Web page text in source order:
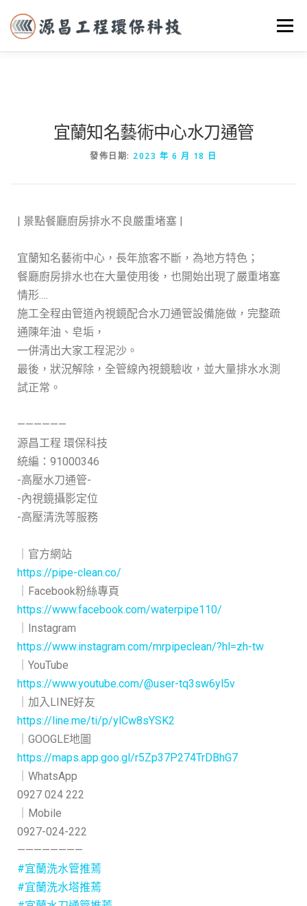
選單
宜蘭知名藝術中心水刀通管
發佈日期: 2023 年 6 月 18 日
| 景點餐廳廚房排水不良嚴重堵塞 |
宜蘭知名藝術中心，長年旅客不斷，為地方特色；
餐廳廚房排水也在大量使用後，也開始出現了嚴重堵塞
情形….
施工全程由管道內視鏡配合水刀通管設備施做，完整疏
通陳年油、皂垢，
一併清出大家工程泥沙。
最後，狀況解除，全管線內視鏡驗收，並大量排水水測
試正常。
——————
源昌工程 環保科技
統編：91000346
-高壓水刀通管-
-內視鏡攝影定位
-高壓清洗等服務
｜官方網站
https://pipe-clean.co/
｜Facebook粉絲專頁
https://www.facebook.com/waterpipe110/
｜Instagram
https://www.instagram.com/mrpipeclean/?hl=zh-tw
｜YouTube
https://www.youtube.com/@user-tq3sw6yl5v
｜加入LINE好友
https://line.me/ti/p/ylCw8sYSK2
｜GOOGLE地圖
https://maps.app.goo.gl/r5Zp37P274TrDBhG7
｜WhatsApp
0927 024 222
｜Mobile
0927-024-222
————————
#宜蘭洗水管推蔫
#宜蘭洗水塔推蔫